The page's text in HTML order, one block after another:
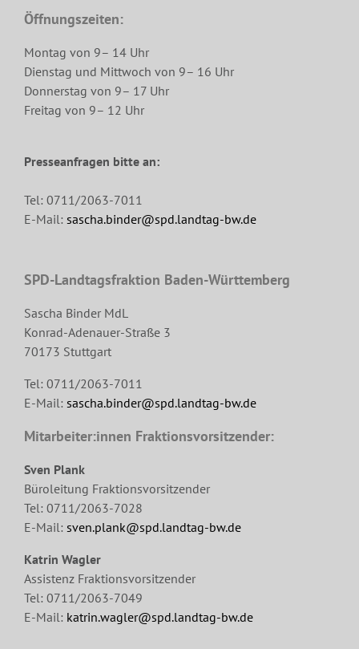
Öffnungszeiten:
Montag von 9– 14 Uhr
Dienstag und Mittwoch von 9– 16 Uhr
Donnerstag von 9– 17 Uhr
Freitag von 9– 12 Uhr
Presseanfragen bitte an:
Tel: 0711/2063-7011
E-Mail: sascha.binder@spd.landtag-bw.de
SPD-Landtagsfraktion Baden-Württemberg
Sascha Binder MdL
Konrad-Adenauer-Straße 3
70173 Stuttgart
Tel: 0711/2063-7011
E-Mail: sascha.binder@spd.landtag-bw.de
Mitarbeiter:innen Fraktionsvorsitzender:
Sven Plank
Büroleitung Fraktionsvorsitzender
Tel: 0711/2063-7028
E-Mail: sven.plank@spd.landtag-bw.de
Katrin Wagler
Assistenz Fraktionsvorsitzender
Tel: 0711/2063-7049
E-Mail: katrin.wagler@spd.landtag-bw.de